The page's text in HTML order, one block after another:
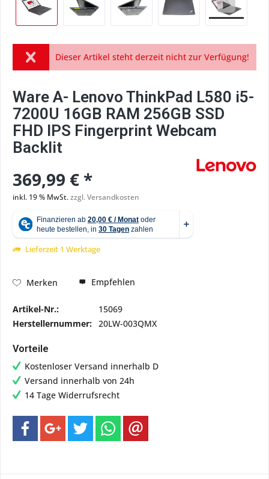
Dieser Artikel steht derzeit nicht zur Verfügung!
Ware A- Lenovo ThinkPad L580 i5-
7200U 16GB RAM 256GB SSD
FHD IPS Fingerprint Webcam
Backlit
369,99 € *
inkl. 19 % MwSt.zzgl. Versandkosten
Lieferzeit 1 Werktage
Merken Empfehlen
Artikel-Nr.:
15069
Herstellernummer: 20LW-003QMX
Vorteile
Kostenloser Versand innerhalb D
Versand innerhalb von 24h
14 Tage Widerrufsrecht